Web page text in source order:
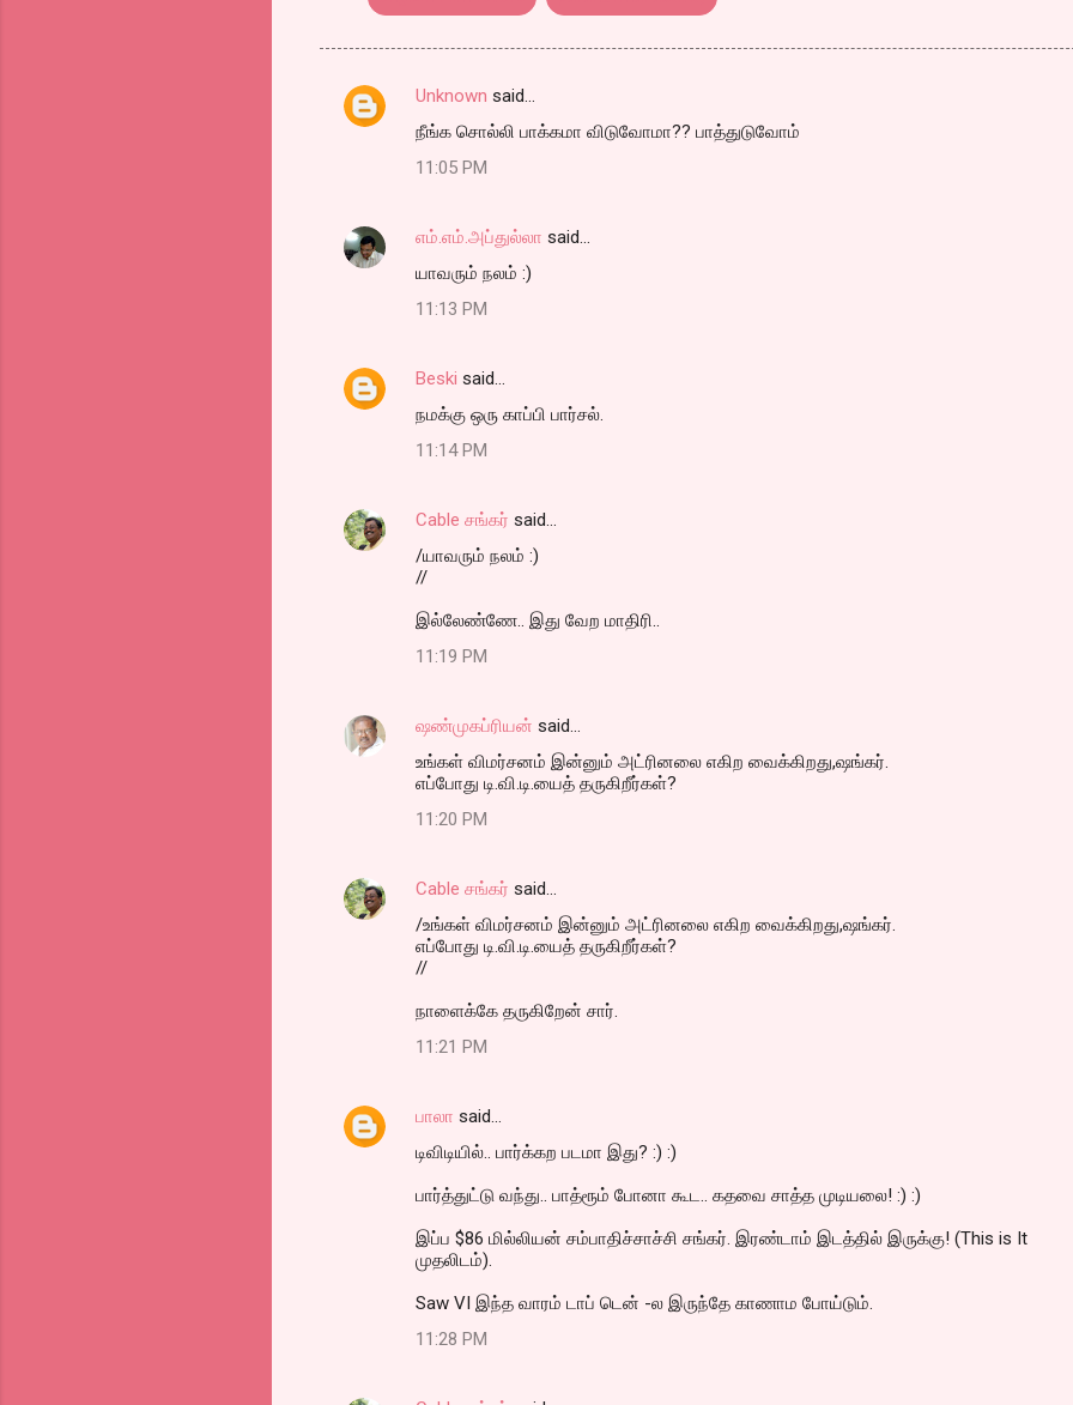
C
e
Unknown said…
நீங்க சொல்லி பாக்கமா விடுவோமா?? பாத்துடுவோம்
11:05 PM
எம்.எம்.அப்துல்லா said…
யாவரும் நலம் :)
11:13 PM
Beski said…
நமக்கு ஒரு காப்பி பார்சல்.
11:14 PM
Cable சங்கர் said…
/யாவரும் நலம் :)
//
இல்லேண்ணே.. இது வேற மாதிரி..
11:19 PM
ஷண்முகப்ரியன் said…
உங்கள் விமர்சனம் இன்னும் அட்ரினலை எகிற வைக்கிறது,ஷங்கர்.
எப்போது டி.வி.டி.யைத் தருகிறீர்கள்?
11:20 PM
Cable சங்கர் said…
/உங்கள் விமர்சனம் இன்னும் அட்ரினலை எகிற வைக்கிறது,ஷங்கர்.
எப்போது டி.வி.டி.யைத் தருகிறீர்கள்?
//
நாளைக்கே தருகிறேன் சார்.
11:21 PM
பாலா said…
டிவிடியில்.. பார்க்கற படமா இது? :) :)
பார்த்துட்டு வந்து.. பாத்ரூம் போனா கூட.. கதவை சாத்த முடியலை! :) :)
இப்ப $86 மில்லியன் சம்பாதிச்சாச்சி சங்கர். இரண்டாம் இடத்தில் இருக்கு! (This is It
முதலிடம்).
Saw VI இந்த வாரம் டாப் டென் -ல இருந்தே காணாம போய்டும்.
11:28 PM